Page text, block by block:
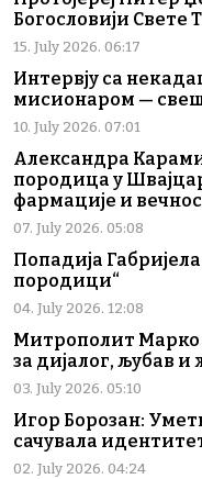
Богословији Свете
15. July 2026. 06:17
Интервју са
мисионаром —
10. July 2026. 07:01
Александра
породица у
фармације и
07. July 2026. 05:08
Попадија
породици“
04. July 2026. 12:08
Митрополит Марко
за дијалог, љубав и
03. July 2026. 05:10
Игор Борозан:
сачувала
02. July 2026. 04:24